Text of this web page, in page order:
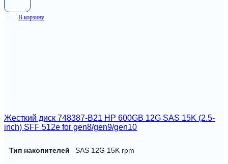
В корзину
Жесткий диск 748387-B21 HP 600GB 12G SAS 15K (2.5-
inch) SFF 512e for gen8/gen9/gen10
Тип накопителей SAS 12G 15K rpm